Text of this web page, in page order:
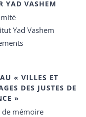
YAD VASHEM
Yad Vashem
« VILLES ET
DES JUSTES DE
»
de mémoire